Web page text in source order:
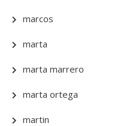
marcos
marta
marta marrero
marta ortega
martin